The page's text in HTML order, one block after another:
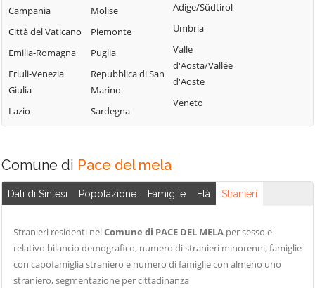
Floresta
Fondachelli-
Fantina
Francavilla di
Sicilia
Frazzanò
Furnari
Gaggi
Montagnareale
Montalbano
Motta Camastra
Naso
Nizza di Sicilia
Novara di Sicilia
Pace del Mela
Pagliara
Santo Stefano di
Camastra
Saponara
Savoca
Scaletta Zanclea
Sinagra
Campania
Città del Vaticano
Emilia-Romagna
Friuli-Venezia
Giulia
Lazio
Molise
Piemonte
Puglia
Repubblica di San
Marino
Sardegna
Adige/Südtirol
Umbria
Valle
d'Aosta/Vallée
d'Aoste
Veneto
Comune di Pace del mela
Dati di Sintesi Popolazione Famiglie Età Stranieri
Stranieri residenti nelComune di PACE DEL MELA per sesso e
relativo bilancio demografico, numero di stranieri minorenni, famiglie
con capofamiglia straniero e numero di famiglie con almeno uno
straniero, segmentazione per cittadinanza